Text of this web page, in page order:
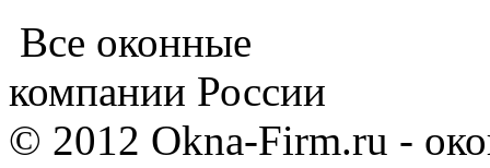
Все оконные
компании России
© 2012 Okna-Firm.ru -